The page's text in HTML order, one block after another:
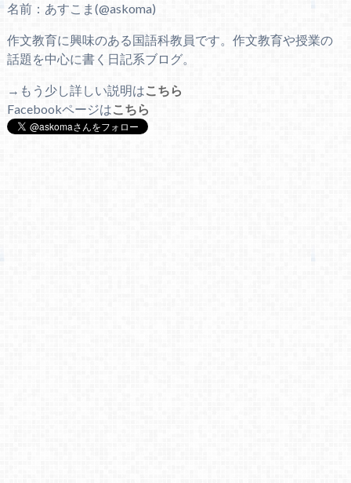
名前：あすこま(@askoma)
作文教育に興味のある国語科教員です。作文教育や授業の
話題を中心に書く日記系ブログ。
→もう少し詳しい説明はこちら
Facebookページはこちら